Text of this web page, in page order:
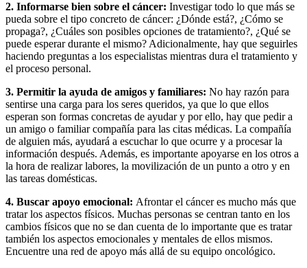
2. Informarse bien sobre el cáncer: Investigar todo lo que más se
pueda sobre el tipo concreto de cáncer: ¿Dónde está?, ¿Cómo se
propaga?, ¿Cuáles son posibles opciones de tratamiento?, ¿Qué se
puede esperar durante el mismo? Adicionalmente, hay que seguirles
haciendo preguntas a los especialistas mientras dura el tratamiento y
el proceso personal.
3. Permitir la ayuda de amigos y familiares: No hay razón para
sentirse una carga para los seres queridos, ya que lo que ellos
esperan son formas concretas de ayudar y por ello, hay que pedir a
un amigo o familiar compañía para las citas médicas. La compañía
de alguien más, ayudará a escuchar lo que ocurre y a procesar la
información después. Además, es importante apoyarse en los otros a
la hora de realizar labores, la movilización de un punto a otro y en
las tareas domésticas.
4. Buscar apoyo emocional: Afrontar el cáncer es mucho más que
tratar los aspectos físicos. Muchas personas se centran tanto en los
cambios físicos que no se dan cuenta de lo importante que es tratar
también los aspectos emocionales y mentales de ellos mismos.
Encuentre una red de apoyo más allá de su equipo oncológico.